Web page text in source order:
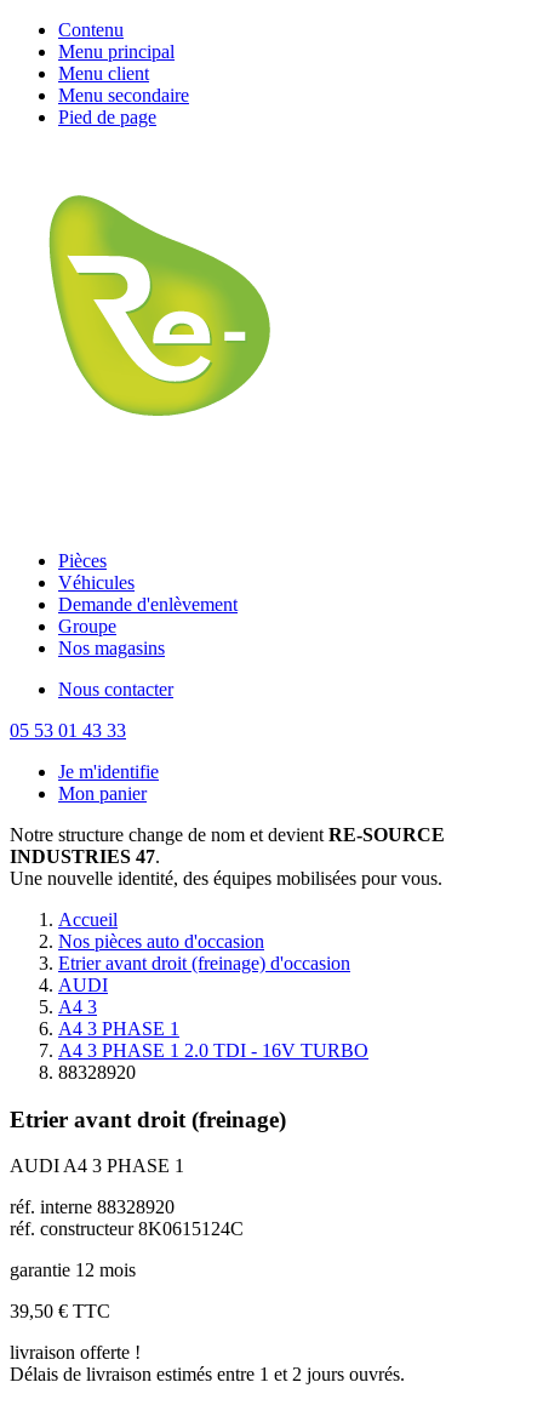
Contenu
Menu principal
Menu client
Menu secondaire
Pied de page
Pièces
Véhicules
Demande d'enlèvement
Groupe
Nos magasins
Nous contacter
05 53 01 43 33
Je m'identifie
Mon panier
Notre structure change de nom et devient RE-SOURCE
INDUSTRIES 47.
Une nouvelle identité, des équipes mobilisées pour vous.
Accueil
Nos pièces auto d'occasion
Etrier avant droit (freinage) d'occasion
AUDI
A4 3
A4 3 PHASE 1
A4 3 PHASE 1 2.0 TDI - 16V TURBO
88328920
Etrier avant droit (freinage)
AUDI A4 3 PHASE 1
réf. interne 88328920
réf. constructeur 8K0615124C
garantie 12 mois
39,50 € TTC
livraison offerte !
Délais de livraison estimés entre 1 et 2 jours ouvrés.